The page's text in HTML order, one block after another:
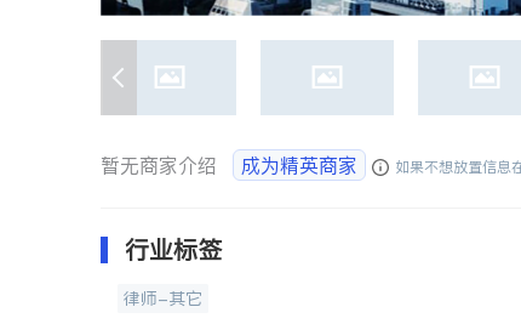
暂无商家介绍 成为精英商家 如果不想放置信息
行业标签
律师-其它